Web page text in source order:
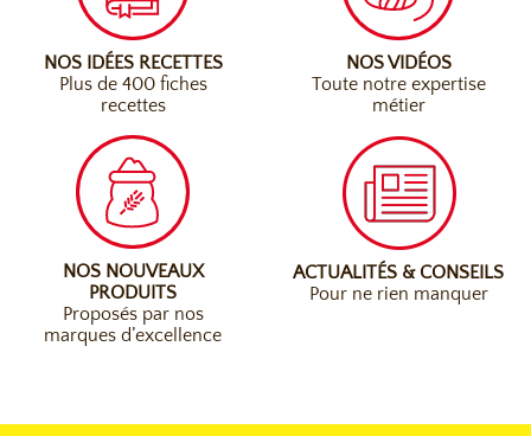
NOS IDÉES RECETTES
Plus de 400 fiches
recettes
NOS VIDÉOS
Toute notre expertise
métier
NOS NOUVEAUX
PRODUITS
Proposés par nos
marques d’excellence
ACTUALITÉS & CONSEILS
Pour ne rien manquer